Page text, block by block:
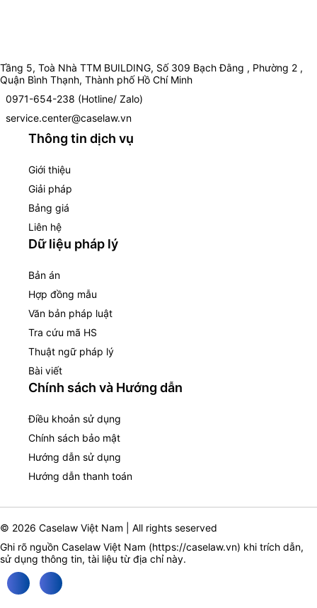
Tầng 5, Toà Nhà TTM BUILDING, Số 309 Bạch Đằng , Phường 2 ,
Quận Bình Thạnh, Thành phố Hồ Chí Minh
0971-654-238 (Hotline/ Zalo)
service.center@caselaw.vn
Thông tin dịch vụ
Giới thiệu
Giải pháp
Bảng giá
Liên hệ
Dữ liệu pháp lý
Bản án
Hợp đồng mẫu
Văn bản pháp luật
Tra cứu mã HS
Thuật ngữ pháp lý
Bài viết
Chính sách và Hướng dẫn
Điều khoản sử dụng
Chính sách bảo mật
Hướng dẫn sử dụng
Hướng dẫn thanh toán
© 2026 Caselaw Việt Nam | All rights seserved
Ghi rõ nguồn Caselaw Việt Nam (https://caselaw.vn) khi trích dẫn,
sử dụng thông tin, tài liệu từ địa chỉ này.